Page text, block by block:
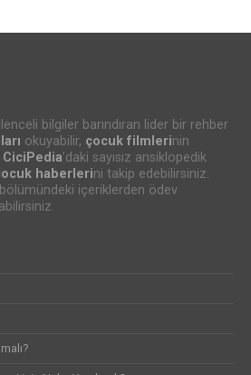
bilgiler barındıran lider bir rehber
okuyabilir, çocuk filmlerinin
CiciPedia’daki sayısız ansiklopedik
haberlerini takip edebilirsiniz.
bölümündeki içeriklerden ödev